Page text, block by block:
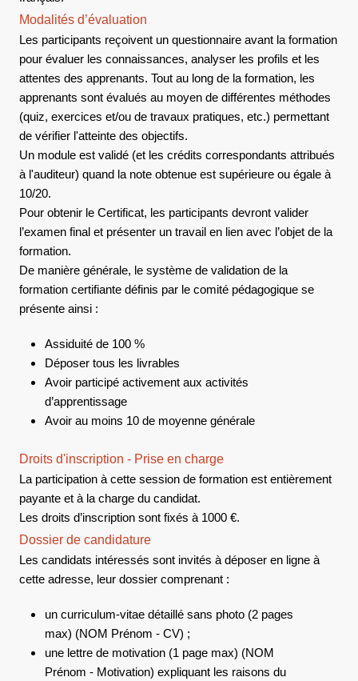
Modalités d’évaluation
Les participants reçoivent un questionnaire avant la formation
pour évaluer les connaissances, analyser les profils et les
attentes des apprenants. Tout au long de la formation, les
apprenants sont évalués au moyen de différentes méthodes
(quiz, exercices et/ou de travaux pratiques, etc.) permettant
de vérifier l'atteinte des objectifs.
Un module est validé (et les crédits correspondants attribués
à l'auditeur) quand la note obtenue est supérieure ou égale à
10/20.
Pour obtenir le Certificat, les participants devront valider
l’examen final et présenter un travail en lien avec l’objet de la
formation.
De manière générale, le système de validation de la
formation certifiante définis par le comité pédagogique se
présente ainsi :
Assiduité de 100 %
Déposer tous les livrables
Avoir participé activement aux activités
d’apprentissage
Avoir au moins 10 de moyenne générale
Droits d'inscription - Prise en charge
La participation à cette session de formation est entièrement
payante et à la charge du candidat.
Les droits d’inscription sont fixés à 1000 €.
Dossier de candidature
Les candidats intéressés sont invités à déposer en ligne à
cette adresse, leur dossier comprenant :
un curriculum-vitae détaillé sans photo (2 pages
max) (NOM Prénom - CV) ;
une lettre de motivation (1 page max) (NOM
Prénom - Motivation) expliquant les raisons du